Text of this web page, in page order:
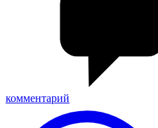
комментарий